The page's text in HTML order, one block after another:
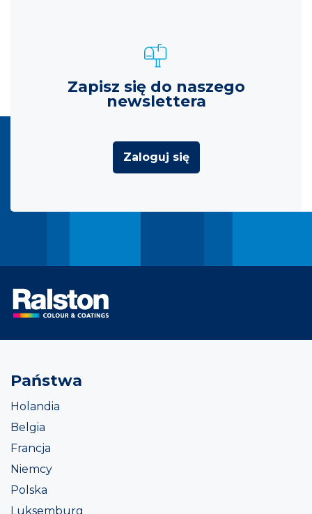
Zapisz się do naszego
newslettera
Zaloguj się
Państwa
Holandia
Belgia
Francja
Niemcy
Polska
Luksemburg